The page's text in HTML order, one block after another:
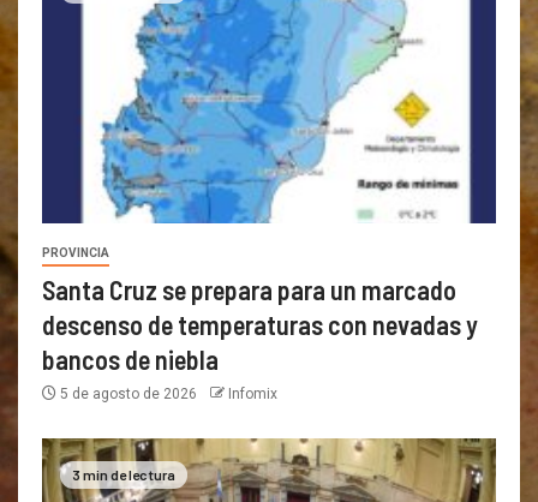
PROVINCIA
Santa Cruz se prepara para un marcado
descenso de temperaturas con nevadas y
bancos de niebla
5 de agosto de 2026 Infomix
3 min de lectura